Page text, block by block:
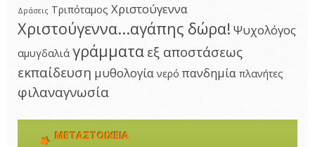
Δράσεις Τριπόταμος Χριστούγεννα
Χριστούγεννα...αγάπης δώρα! Ψυχολόγος
αμυγδαλιά γράμματα εξ αποστάσεως
εκπαίδευση μυθολογία νερό πανδημία πλανήτες
φιλαναγνωσία
ΜΕΤΑΣΤΟΙΧΕΊΑ